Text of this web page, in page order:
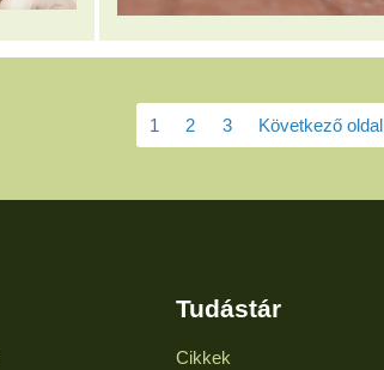
1 2 3 Következő oldal
Tudástár
Cikkek